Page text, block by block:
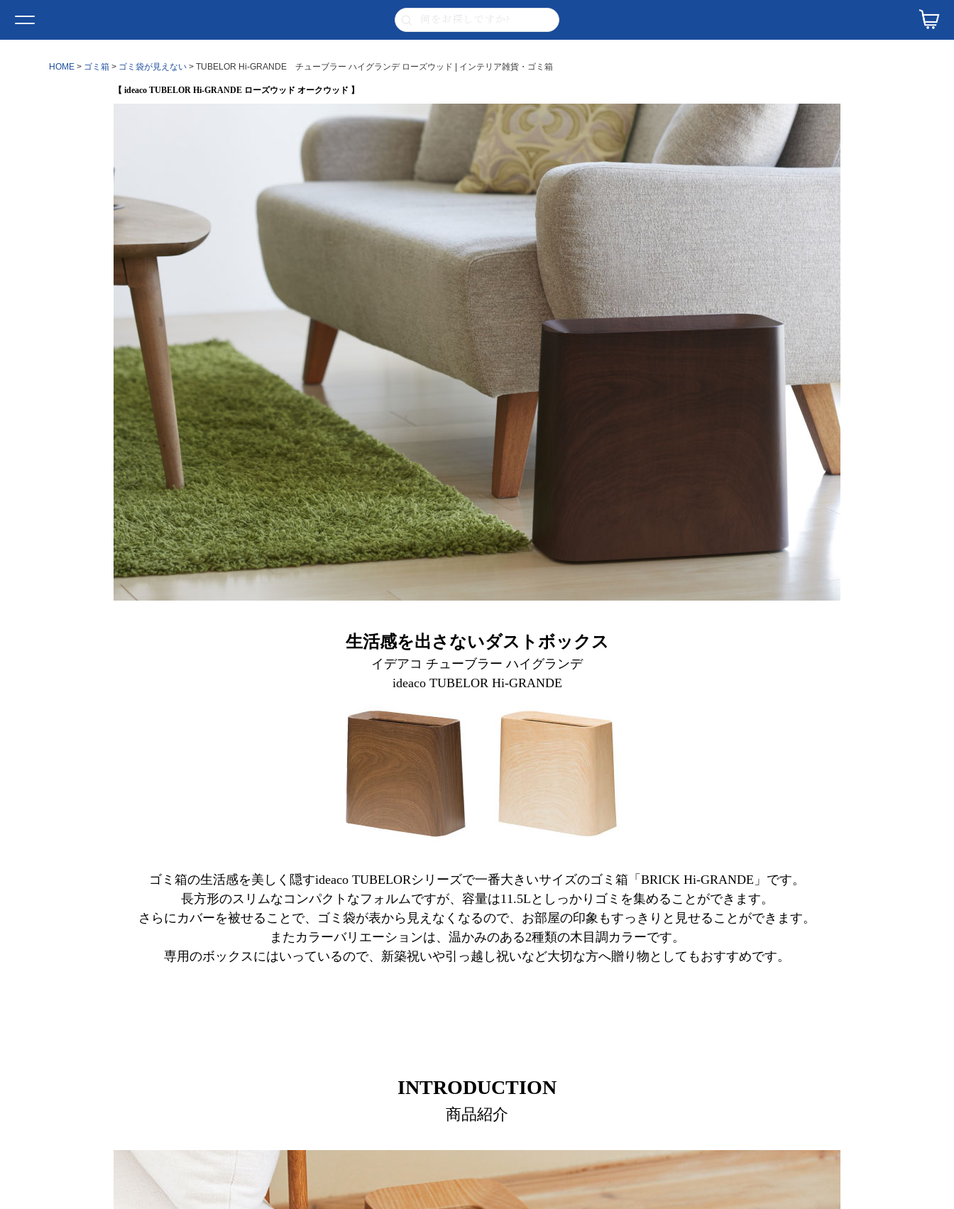
HOME ゴミ箱 ゴミ袋が見えない TUBELOR Hi-GRANDE チューブラー ハイグランデ ローズウッド | インテリア雑貨・ゴミ箱
【 ideaco TUBELOR Hi-GRANDE ローズウッド オークウッド 】
生活感を出さないダストボックス
イデアコ チューブラー ハイグランデ
ideaco TUBELOR Hi-GRANDE
ゴミ箱の生活感を美しく隠すideaco TUBELORシリーズで一番大きいサイズのゴミ箱「BRICK Hi-GRANDE」です。
長方形のスリムなコンパクトなフォルムですが、容量は11.5Lとしっかりゴミを集めることができます。
さらにカバーを被せることで、ゴミ袋が表から見えなくなるので、お部屋の印象もすっきりと見せることができます。
またカラーバリエーションは、温かみのある2種類の木目調カラーです。
専用のボックスにはいっているので、新築祝いや引っ越し祝いなど大切な方へ贈り物としてもおすすめです。
INTRODUCTION
商品紹介